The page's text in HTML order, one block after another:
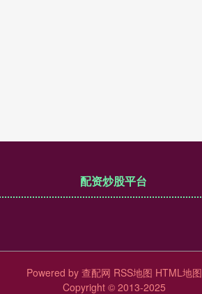
配资炒股平台
Powered by 查配网 RSS地图 HTML地图
Copyright © 2013-2025